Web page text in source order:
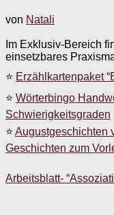
von Natali
Im Exklusiv-Bereich
einsetzbares
⭐ Erzählkartenpaket
⭐ Wörterbingo
Schwierigkeitsgraden
⭐ Augustgeschichten
Geschichten zum
Arbeitsblatt-